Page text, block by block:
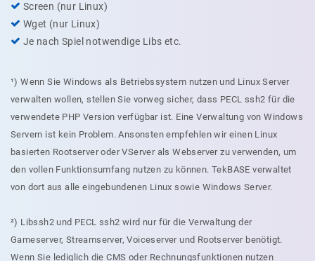
Screen (nur Linux)
Wget (nur Linux)
Je nach Spiel notwendige Libs etc.
¹) Wenn Sie Windows als Betriebssystem nutzen und Linux Server
verwalten wollen, stellen Sie vorweg sicher, dass PECL ssh2 für die
verwendete PHP Version verfügbar ist. Eine Verwaltung von Windows
Servern ist kein Problem. Ansonsten empfehlen wir einen Linux
basierten Rootserver oder VServer als Webserver zu verwenden, um
den vollen Funktionsumfang nutzen zu können. TekBASE verwaltet
von dort aus alle eingebundenen Linux sowie Windows Server.
²) Libssh2 und PECL ssh2 wird nur für die Verwaltung der
Gameserver, Streamserver, Voiceserver und Rootserver benötigt.
Wenn Sie lediglich die CMS oder Rechnungsfunktionen nutzen